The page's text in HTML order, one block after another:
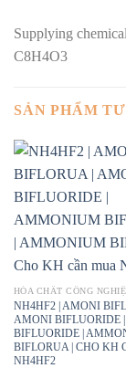
Supplying
C8H4O3
SẢN PHẨM
HÓA CHẤT CÔNG
NH4HF2 | AMONI
AMONI BIFLUORIDE
BIFLUORIDE |
BIFLORUA | CHO KH
NH4HF2